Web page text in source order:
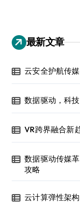
最新文章
云安全护航传
数据驱动，科
VR跨界融合新
数据驱动传媒
攻略
云计算弹性架